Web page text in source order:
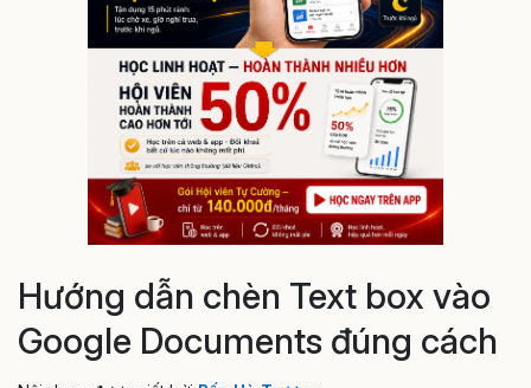
Hướng dẫn chèn Text box vào
Google Documents đúng cách